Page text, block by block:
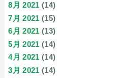
8月 2021 (14)
7月 2021 (15)
6月 2021 (13)
5月 2021 (14)
4月 2021 (14)
3月 2021 (14)